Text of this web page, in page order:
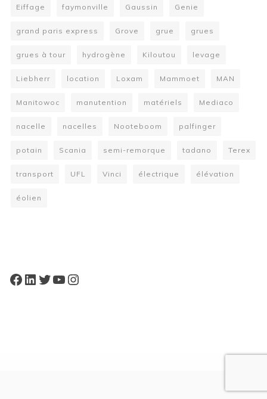
Eiffage faymonville Gaussin Genie
grand paris express Grove grue grues
grues à tour hydrogène Kiloutou levage
Liebherr location Loxam Mammoet MAN
Manitowoc manutention matériels Mediaco
nacelle nacelles Nooteboom palfinger
potain Scania semi-remorque tadano Terex
transport UFL Vinci électrique élévation
éolien
Facebook
LinkedIn
Twitter
YouTube
Instagram